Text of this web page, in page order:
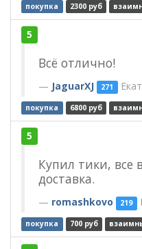
покупка 2300 руб
5
Всё отлично!
JaguarXJ 271
покупка 6800 руб
5
Купил тики, все
доставка.
romashkovo 219
покупка 700 руб